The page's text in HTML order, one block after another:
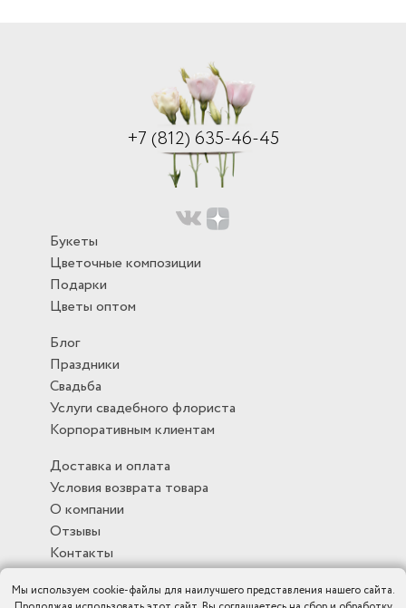
+7 (812) 635-46-45
Букеты
Цветочные композиции
Подарки
Цветы оптом
Блог
Праздники
Свадьба
Услуги свадебного флориста
Корпоративным клиентам
Доставка и оплата
Условия возврата товара
О компании
Отзывы
Контакты
Мы используем cookie-файлы для наилучшего представления нашего сайта.